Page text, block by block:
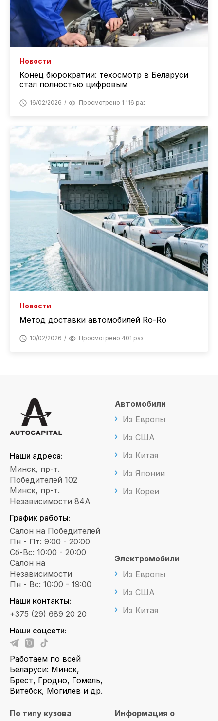
Новости
Конец бюрократии: техосмотр в Беларуси
стал полностью цифровым
16/02/2026 Просмотрено 1 116 раз
Новости
Метод доставки автомобилей Ro-Ro
10/02/2026 Просмотрено 401 раз
Наши адреса:
Минск, пр-т.
Победителей 102
Минск, пр-т.
Независимости 84А
График работы:
Салон на Победителей
Пн - Пт: 9:00 - 20:00
Сб-Вс: 10:00 - 20:00
Салон на
Независимости
Пн - Вс: 10:00 - 19:00
Наши контакты:
+375 (29) 689 20 20
Наши соцсети:
Работаем по всей
Беларуси: Минск,
Брест, Гродно, Гомель,
Витебск, Могилев и др.
Автомобили
Из Европы
Из США
Из Китая
Из Японии
Из Кореи
Электромобили
Из Европы
Из США
Из Китая
По типу кузова
Информация о